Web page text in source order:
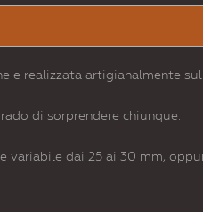
e realizzata artigianalmente
di sorprendere chiunque.
dai 25 ai 30 mm,